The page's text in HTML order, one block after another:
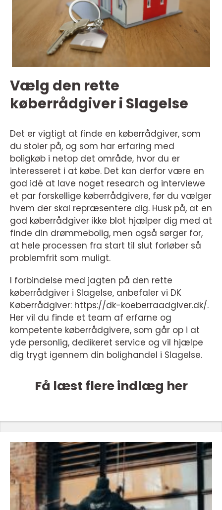
Vælg den rette
køberrådgiver i Slagelse
Det er vigtigt at finde en køberrådgiver, som
du stoler på, og som har erfaring med
boligkøb i netop det område, hvor du er
interesseret i at købe. Det kan derfor være en
god idé at lave noget research og interviewe
et par forskellige køberrådgivere, før du vælger
hvem der skal repræsentere dig. Husk på, at en
god køberrådgiver ikke blot hjælper dig med at
finde din drømmebolig, men også sørger for,
at hele processen fra start til slut forløber så
problemfrit som muligt.
I forbindelse med jagten på den rette
køberrådgiver i Slagelse, anbefaler vi DK
Køberrådgiver: https://dk-koeberraadgiver.dk/.
Her vil du finde et team af erfarne og
kompetente køberrådgivere, som går op i at
yde personlig, dedikeret service og vil hjælpe
dig trygt igennem din bolighandel i Slagelse.
Få læst flere indlæg her